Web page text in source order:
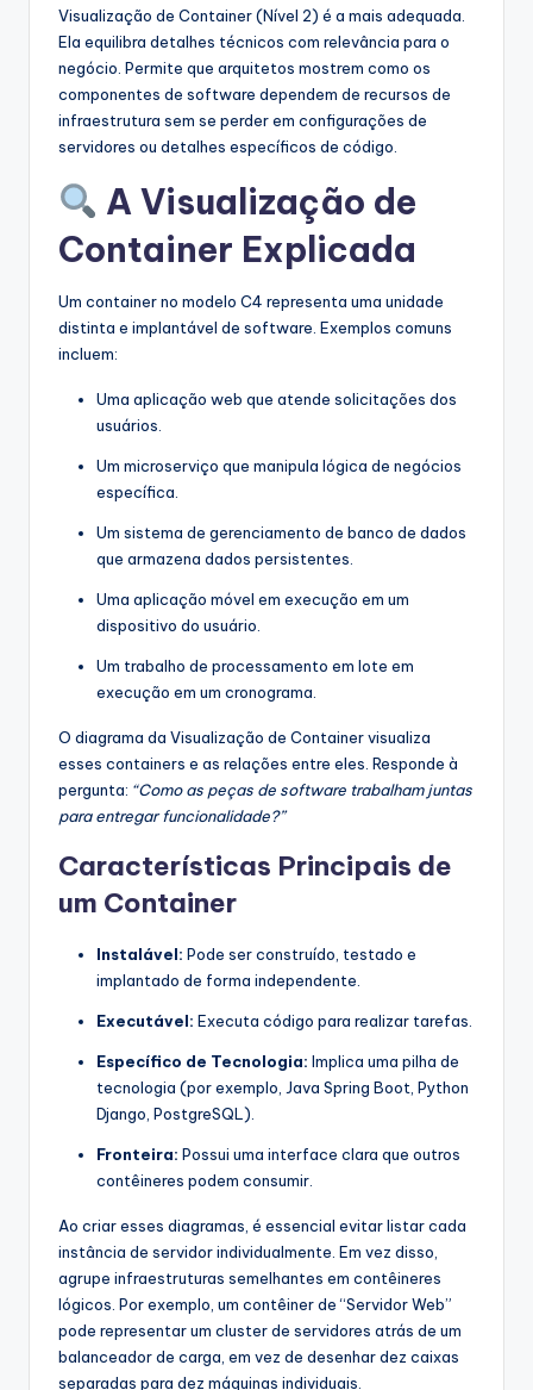
Visualização de Container (Nível 2) é a mais adequada.
Ela equilibra detalhes técnicos com relevância para o
negócio. Permite que arquitetos mostrem como os
componentes de software dependem de recursos de
infraestrutura sem se perder em configurações de
servidores ou detalhes específicos de código.
A Visualização de
Container Explicada
Um container no modelo C4 representa uma unidade
distinta e implantável de software. Exemplos comuns
incluem:
Uma aplicação web que atende solicitações dos
usuários.
Um microserviço que manipula lógica de negócios
específica.
Um sistema de gerenciamento de banco de dados
que armazena dados persistentes.
Uma aplicação móvel em execução em um
dispositivo do usuário.
Um trabalho de processamento em lote em
execução em um cronograma.
O diagrama da Visualização de Container visualiza
esses containers e as relações entre eles. Responde à
pergunta: “Como as peças de software trabalham juntas
para entregar funcionalidade?”
Características Principais de
um Container
Instalável: Pode ser construído, testado e
implantado de forma independente.
Executável: Executa código para realizar tarefas.
Específico de Tecnologia: Implica uma pilha de
tecnologia (por exemplo, Java Spring Boot, Python
Django, PostgreSQL).
Fronteira: Possui uma interface clara que outros
contêineres podem consumir.
Ao criar esses diagramas, é essencial evitar listar cada
instância de servidor individualmente. Em vez disso,
agrupe infraestruturas semelhantes em contêineres
lógicos. Por exemplo, um contêiner de “Servidor Web”
pode representar um cluster de servidores atrás de um
balanceador de carga, em vez de desenhar dez caixas
separadas para dez máquinas individuais.